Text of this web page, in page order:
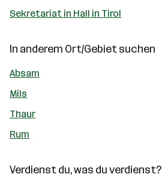
Sekretariat in Hall in Tirol
In anderem Ort/Gebiet suchen
Absam
Mils
Thaur
Rum
Verdienst du, was du verdienst?